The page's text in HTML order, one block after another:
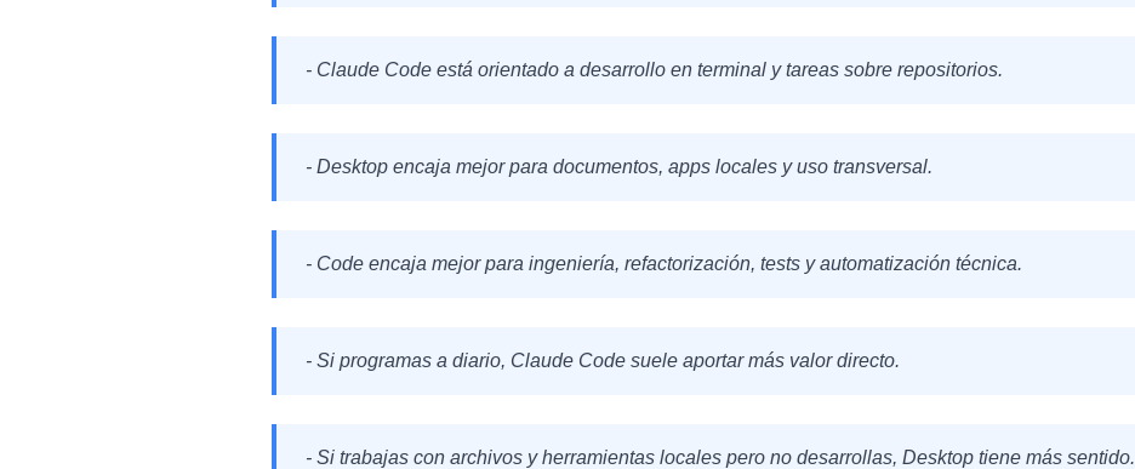
- Claude Code está orientado a desarrollo en terminal y tareas sobre repositorios.
- Desktop encaja mejor para documentos, apps locales y uso transversal.
- Code encaja mejor para ingeniería, refactorización, tests y automatización técnica.
- Si programas a diario, Claude Code suele aportar más valor directo.
- Si trabajas con archivos y herramientas locales pero no desarrollas, Desktop tiene más sentido.